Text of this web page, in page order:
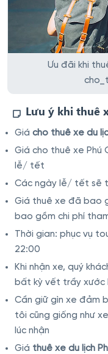
Ưu đãi khi
Lưu ý khi thuê
Giá cho thuê xe du
Giá cho thuê xe Phú
lễ/ tết
Các ngày lễ/ tết sẽ
Giá thuê xe đã bao
bao gồm chi phí
Thời gian: phục vụ
22:00
Khi nhận xe, quý
bất kỳ vết trầy xước
Cần giữ gìn xe đảm
tôi cũng giống như
lúc nhận
Giá thuê xe du lịch